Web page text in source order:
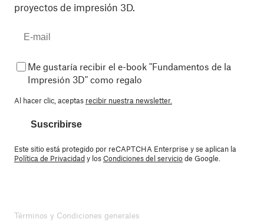
proyectos de impresión 3D.
Me gustaría recibir el e-book "Fundamentos de la
Impresión 3D" como regalo
Al hacer clic, aceptas recibir nuestra newsletter.
Suscribirse
Este sitio está protegido por reCAPTCHA Enterprise y se aplican la
Política de Privacidady losCondiciones del serviciode Google.
Términos y Condiciones generales